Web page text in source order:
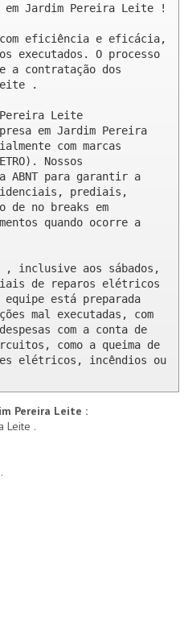
em Jardim Pereira Leite !
com eficiência e eficácia,
executados. O processo
a contratação dos
.
Leite
em Jardim Pereira
com marcas
Nossos
ABNT para garantir a
prediais,
de no breaks em
quando ocorre a
, inclusive aos sábados,
de reparos elétricos
está preparada
mal executadas, com
com a conta de
como a queima de
elétricos, incêndios ou
Pereira Leite :
Leite .